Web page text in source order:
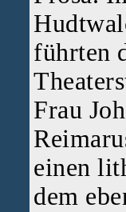
führten
Frau
einen
dem